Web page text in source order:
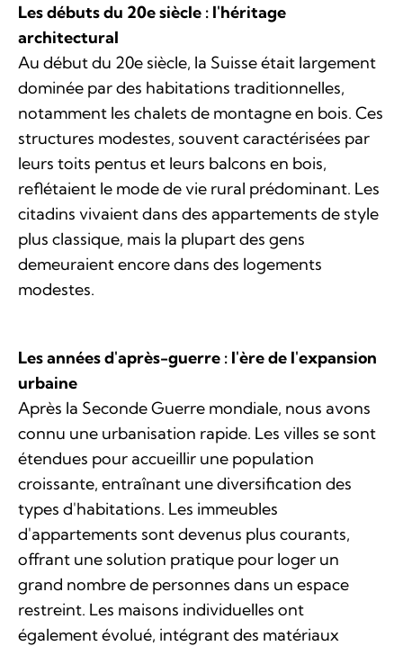
Les débuts du 20e siècle : l'héritage
architectural
Au début du 20e siècle, la Suisse était largement
dominée par des habitations traditionnelles,
notamment les chalets de montagne en bois. Ces
structures modestes, souvent caractérisées par
leurs toits pentus et leurs balcons en bois,
reflétaient le mode de vie rural prédominant. Les
citadins vivaient dans des appartements de style
plus classique, mais la plupart des gens
demeuraient encore dans des logements
modestes.
Les années d'après-guerre : l'ère de l'expansion
urbaine
Après la Seconde Guerre mondiale, nous avons
connu une urbanisation rapide. Les villes se sont
étendues pour accueillir une population
croissante, entraînant une diversification des
types d'habitations. Les immeubles
d'appartements sont devenus plus courants,
offrant une solution pratique pour loger un
grand nombre de personnes dans un espace
restreint. Les maisons individuelles ont
également évolué, intégrant des matériaux